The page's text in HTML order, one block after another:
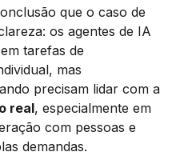
que o caso de
os agentes de IA
tarefas de
mas
precisam lidar com a
real, especialmente em
com pessoas e
demandas.